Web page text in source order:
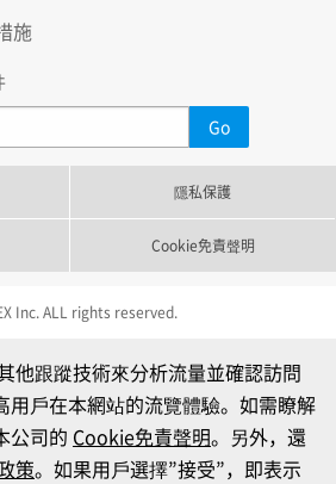
施
隱私保護
Cookie免責聲明
Inc. ALL rights reserved.
他跟蹤技術來分析流量並確認訪問
用戶在本網站的流覽體驗。如需瞭解
公司的 Cookie免責聲明。另外，還
策。如果用戶選擇”接受”，即表示